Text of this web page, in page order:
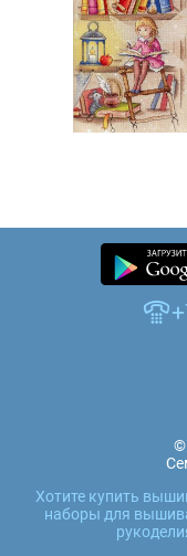
©
Хотите купить
наборы для